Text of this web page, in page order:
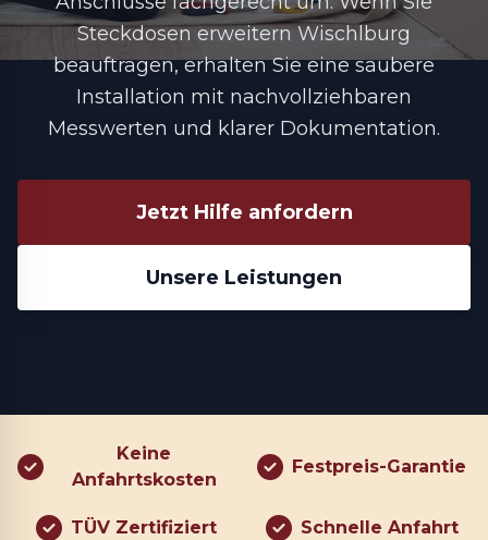
Steckdosen erweitern Wischlburg
beauftragen, erhalten Sie eine saubere
Installation mit nachvollziehbaren
Messwerten und klarer Dokumentation.
Jetzt Hilfe anfordern
Unsere Leistungen
Keine
Anfahrtskosten
Festpreis-Garantie
TÜV Zertifiziert Schnelle Anfahrt